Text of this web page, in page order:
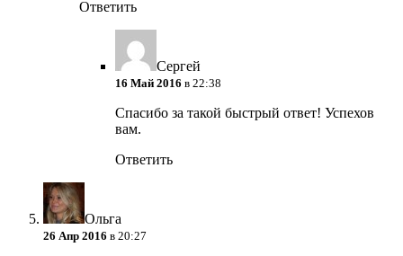
Ответить
Сергей
16 Май 2016 в 22:38
Спасибо за такой быстрый ответ! Успехов
вам.
Ответить
Ольга
26 Апр 2016 в 20:27